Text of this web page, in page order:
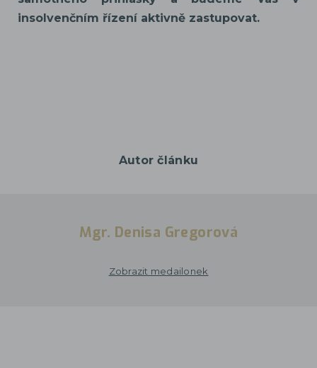
insolvenčním řízení aktivně zastupovat.
Autor článku
Mgr. Denisa Gregorová
Zobrazit medailonek